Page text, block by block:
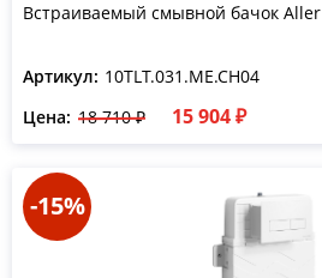
Встраиваемый смывной бачок Aller
Артикул: 10TLT.031.ME.CH04
Цена: 18 710 ₽ 15 904 ₽
-15%